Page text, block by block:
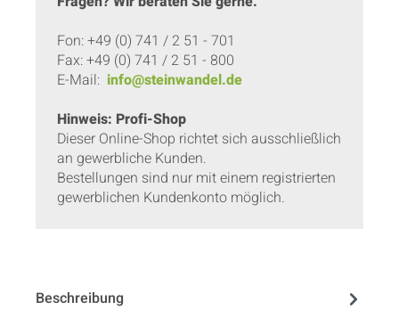
Fon: +49 (0) 741 / 2 51 - 701
Fax: +49 (0) 741 / 2 51 - 800
E-Mail: info@steinwandel.de
Hinweis: Profi-Shop
Dieser Online-Shop richtet sich ausschließlich
an gewerbliche Kunden.
Bestellungen sind nur mit einem registrierten
gewerblichen Kundenkonto möglich.
Beschreibung